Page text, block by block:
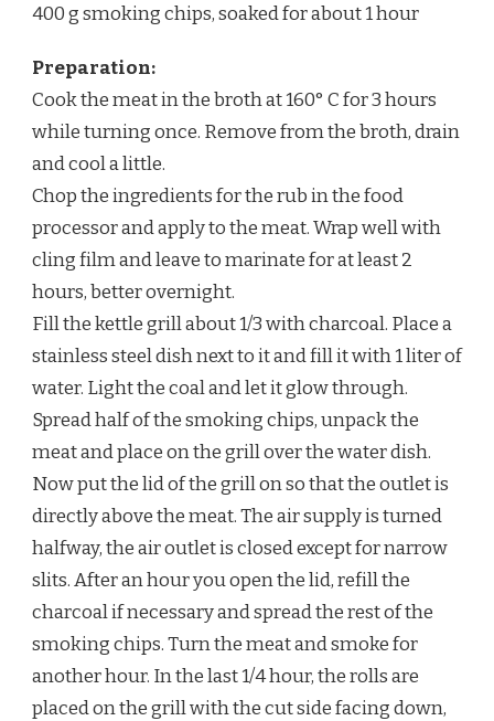
400 g smoking chips, soaked for about 1 hour
Preparation:
Cook the meat in the broth at 160° C for 3 hours
while turning once. Remove from the broth, drain
and cool a little.
Chop the ingredients for the rub in the food
processor and apply to the meat. Wrap well with
cling film and leave to marinate for at least 2
hours, better overnight.
Fill the kettle grill about 1/3 with charcoal. Place a
stainless steel dish next to it and fill it with 1 liter of
water. Light the coal and let it glow through.
Spread half of the smoking chips, unpack the
meat and place on the grill over the water dish.
Now put the lid of the grill on so that the outlet is
directly above the meat. The air supply is turned
halfway, the air outlet is closed except for narrow
slits. After an hour you open the lid, refill the
charcoal if necessary and spread the rest of the
smoking chips. Turn the meat and smoke for
another hour. In the last 1/4 hour, the rolls are
placed on the grill with the cut side facing down,